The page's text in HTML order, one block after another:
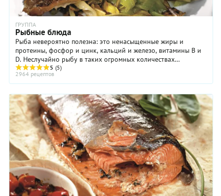
ГРУППА
Рыбные блюда
Рыба невероятно полезна: это ненасыщенные жиры и
протеины, фосфор и цинк, кальций и железо, витамины B и
D. Неслучайно рыбу в таких огромных количествах
вылавливают в океанах, озёрах и реках, разводят ...
5 (5)
2964 рецептов